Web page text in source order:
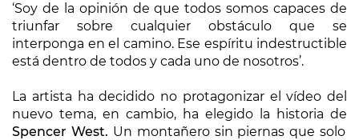
‘Soy de la opinión de que todos somos capaces de
triunfar sobre cualquier obstáculo que se
interponga en el camino. Ese espíritu indestructible
está dentro de todos y cada uno de nosotros’.
La artista ha decidido no protagonizar el vídeo del
nuevo tema, en cambio, ha elegido la historia de
Spencer West. Un montañero sin piernas que solo